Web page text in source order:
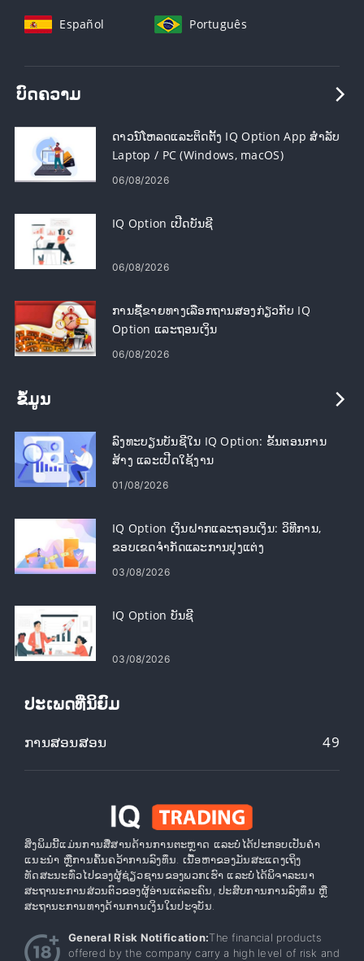
Español Português
ບົດຄວາມ
ດາວ​ນ​໌​ໂຫລດ​ແລະ​ຕິດ​ຕັ້ງ IQ Option App ສໍາ​ລັບ
Laptop / PC (Windows​, macOS​)
06/08/2026
IQ Option ເປີດບັນຊີ
06/08/2026
ການຊື້ຂາຍທາງເລືອກຖານສອງກ່ຽວກັບ IQ
Option ແລະຖອນເງິນ
06/08/2026
ຂໍ້ມູນ
ລົງທະບຽນບັນຊີໃນ IQ Option: ຂັ້ນຕອນການ
ສ້າງ ແລະເປີດໃຊ້ງານ
01/08/2026
IQ Option ເງິນຝາກແລະຖອນເງິນ: ວິທີການ,
ຂອບເຂດຈໍາກັດແລະການປຸງແຕ່ງ
03/08/2026
IQ Option ບັນຊີ
03/08/2026
ປະເພດທີ່ນິຍົມ
ການສອນສອນ 49
ສິ່ງພິມນີ້ແມ່ນການສື່ສານດ້ານການຕະຫຼາດ ແລະບໍ່ໄດ້ປະກອບເປັນຄໍາ
ແນະນໍາ ຫຼືການຄົ້ນຄວ້າການລົງທຶນ. ເນື້ອຫາຂອງມັນສະແດງເຖິງ
ທັດສະນະທົ່ວໄປຂອງຜູ້ຊ່ຽວຊານຂອງພວກເຮົາ ແລະບໍ່ໄດ້ພິຈາລະນາ
ສະຖານະການສ່ວນຕົວຂອງຜູ້ອ່ານແຕ່ລະຄົນ, ປະສົບການການລົງທຶນ ຫຼື
ສະຖານະການທາງດ້ານການເງິນໃນປະຈຸບັນ.
General Risk Notification:The financial products
offered by the company carry a high level of risk and